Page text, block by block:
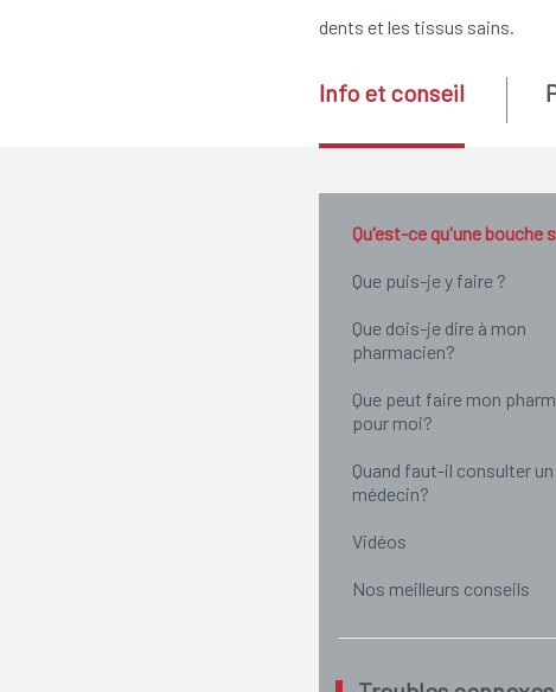
dents et les tissus sains.
Qu'est-ce qu'une bouche
Que puis-je y faire ?
Que dois-je dire à mon
pharmacien?
Que peut faire mon
pour moi?
Quand faut-il consulter un
médecin?
Vidéos
Nos meilleurs conseils
Info et conseil